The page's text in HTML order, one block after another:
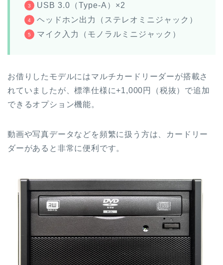
USB 3.0（Type-A）×2
ヘッドホン出力（ステレオミニジャック）
マイク入力（モノラルミニジャック）
お借りしたモデルにはマルチカードリーダーが搭載さ
れていましたが、標準仕様に+1,000円（税抜）で追加
できるオプション機能。
動画や写真データなどを頻繁に扱う方は、カードリー
ダーがあると非常に便利です。